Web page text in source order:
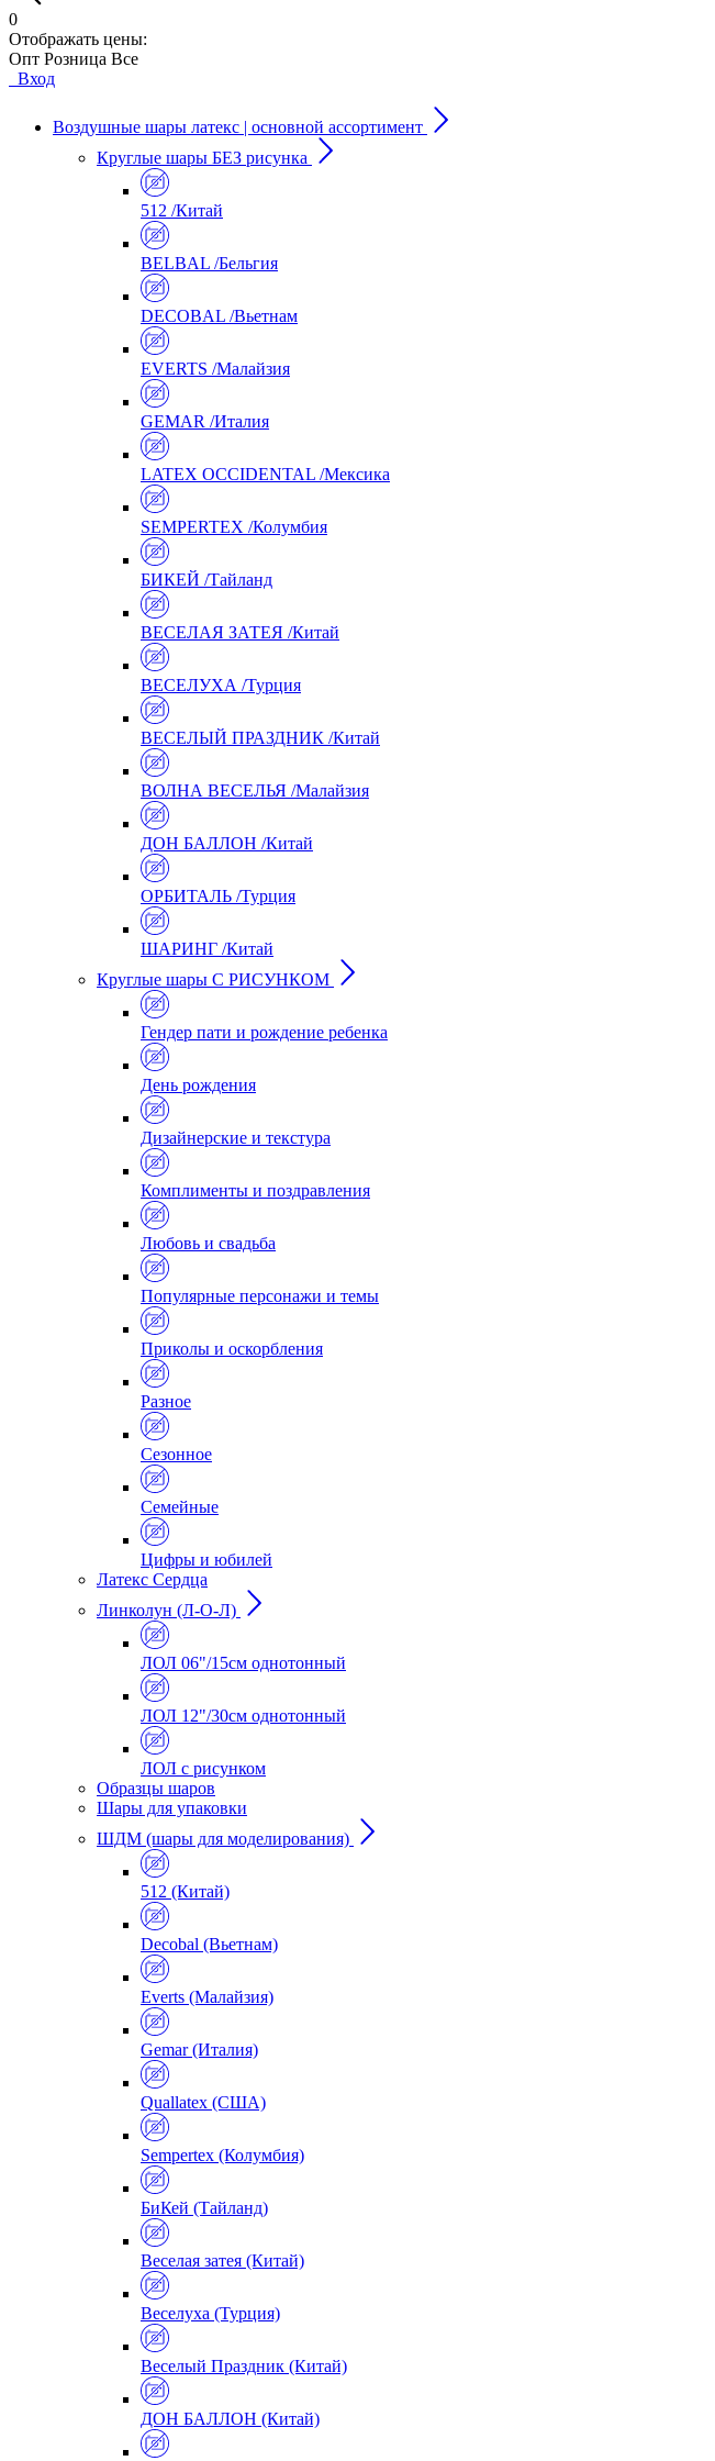
0
Отображать цены:
Опт Розница Все
Вход
Воздушные шары латекс | основной ассортимент
Круглые шары БЕЗ рисунка
512 /Китай
BELBAL /Бельгия
DECOBAL /Вьетнам
EVERTS /Малайзия
GEMAR /Италия
LATEX OCCIDENTAL /Мексика
SEMPERTEX /Колумбия
БИКЕЙ /Тайланд
ВЕСЕЛАЯ ЗАТЕЯ /Китай
ВЕСЕЛУХА /Турция
ВЕСЕЛЫЙ ПРАЗДНИК /Китай
ВОЛНА ВЕСЕЛЬЯ /Малайзия
ДОН БАЛЛОН /Китай
ОРБИТАЛЬ /Турция
ШАРИНГ /Китай
Круглые шары С РИСУНКОМ
Гендер пати и рождение ребенка
День рождения
Дизайнерские и текстура
Комплименты и поздравления
Любовь и свадьба
Популярные персонажи и темы
Приколы и оскорбления
Разное
Сезонное
Семейные
Цифры и юбилей
Латекс Сердца
Линколун (Л-О-Л)
ЛОЛ 06"/15см однотонный
ЛОЛ 12"/30см однотонный
ЛОЛ с рисунком
Образцы шаров
Шары для упаковки
ШДМ (шары для моделирования)
512 (Китай)
Decobal (Вьетнам)
Everts (Малайзия)
Gemar (Италия)
Quallatex (США)
Sempertex (Колумбия)
БиКей (Тайланд)
Веселая затея (Китай)
Веселуха (Турция)
Веселый Праздник (Китай)
ДОН БАЛЛОН (Китай)